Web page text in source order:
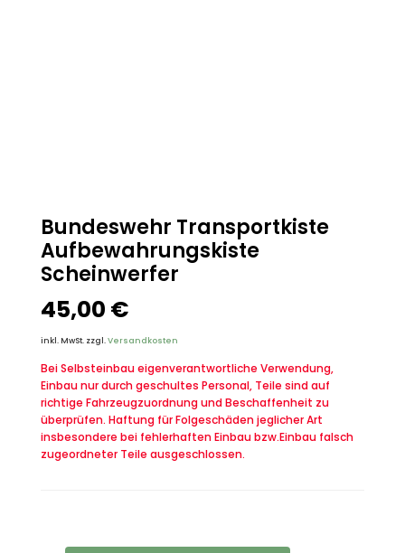
Bundeswehr Transportkiste
Aufbewahrungskiste
Scheinwerfer
45,00 €
inkl. MwSt. zzgl.Versandkosten
Bei Selbsteinbau eigenverantwortliche Verwendung,
Einbau nur durch geschultes Personal, Teile sind auf
richtige Fahrzeugzuordnung und Beschaffenheit zu
überprüfen. Haftung für Folgeschäden jeglicher Art
insbesondere bei fehlerhaften Einbau bzw.Einbau falsch
zugeordneter Teile ausgeschlossen.